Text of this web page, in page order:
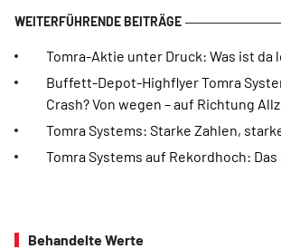
Tomra-Aktie unter Druck: Was ist da
Buffett-Depot-Highflyer Tomra
Crash? Von wegen – auf Richtung
Tomra Systems: Starke Zahlen,
Tomra Systems auf Rekordhoch:
Behandelte Werte